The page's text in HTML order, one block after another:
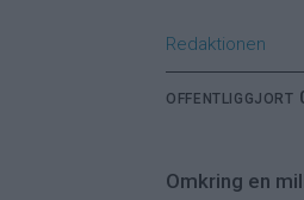
Redaktionen
OFFENTLIGGJORT
Omkring en